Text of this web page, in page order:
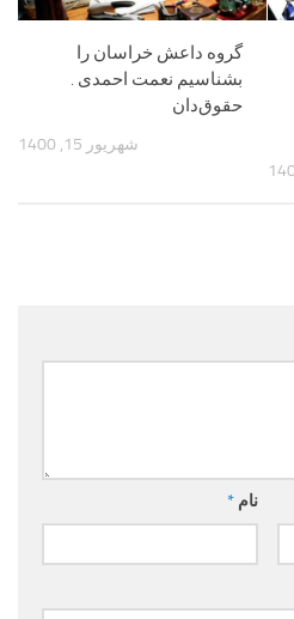
گروه داعش خراسان را
بشناسیم نعمت احمدی .
حقوق‌دان
شهریور 15, 1400
نام *